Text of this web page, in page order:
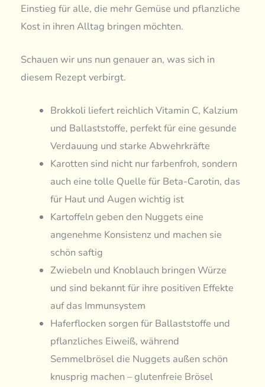
Einstieg für alle, die mehr Gemüse und pflanzliche
Kost in ihren Alltag bringen möchten.
Schauen wir uns nun genauer an, was sich in
diesem Rezept verbirgt.
Brokkoli liefert reichlich Vitamin C, Kalzium
und Ballaststoffe, perfekt für eine gesunde
Verdauung und starke Abwehrkräfte
Karotten sind nicht nur farbenfroh, sondern
auch eine tolle Quelle für Beta-Carotin, das
für Haut und Augen wichtig ist
Kartoffeln geben den Nuggets eine
angenehme Konsistenz und machen sie
schön saftig
Zwiebeln und Knoblauch bringen Würze
und sind bekannt für ihre positiven Effekte
auf das Immunsystem
Haferflocken sorgen für Ballaststoffe und
pflanzliches Eiweiß, während
Semmelbrösel die Nuggets außen schön
knusprig machen – glutenfreie Brösel